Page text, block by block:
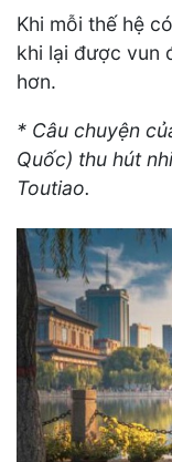
Khi mỗi thế hệ
khi lại được vun
hơn.
* Câu chuyện
Quốc) thu hút
Toutiao.